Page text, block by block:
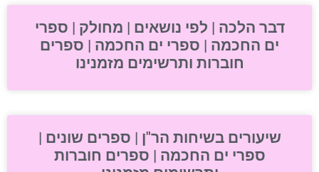
דבר הלכה | לפי נושאים | מחולק | ספרי
ים החכמה | ספרי ים החכמה | ספרים
חוברות ותרשימים מזמנינו
שיעורים בשיחות הר"ן | ספרים שונים |
ספרי ים החכמה | ספרים חוברות